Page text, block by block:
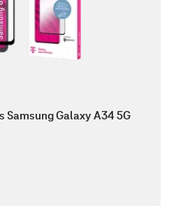
Samsung Galaxy A34 5G